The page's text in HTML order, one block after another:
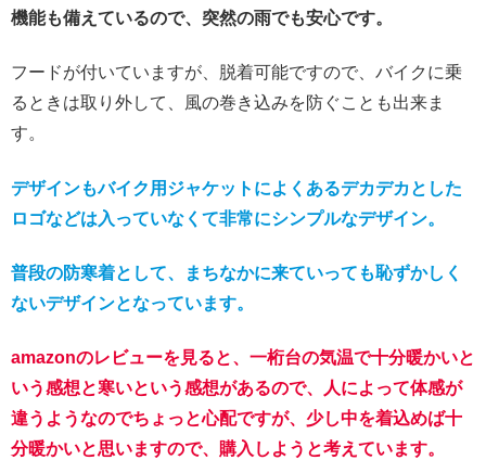
機能も備えているので、突然の雨でも安心です。
フードが付いていますが、脱着可能ですので、バイクに乗
るときは取り外して、風の巻き込みを防ぐことも出来ま
す。
デザインもバイク用ジャケットによくあるデカデカとした
ロゴなどは入っていなくて非常にシンプルなデザイン。
普段の防寒着として、まちなかに来ていっても恥ずかし く
ないデザインとなっています。
amazonのレビューを見ると、一桁台の気温で十分暖かいと
いう感想と寒いという感想があるので、人によって体感が
違うようなのでちょっと心配ですが、少し中を着込めば十
分暖かいと思いますので、購入しようと考えています。